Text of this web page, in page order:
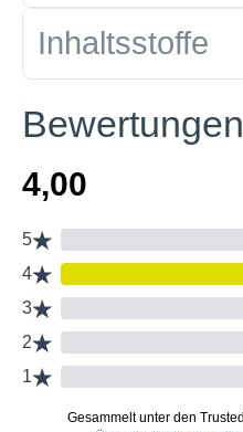
Inhaltsstoffe
Bewertungen